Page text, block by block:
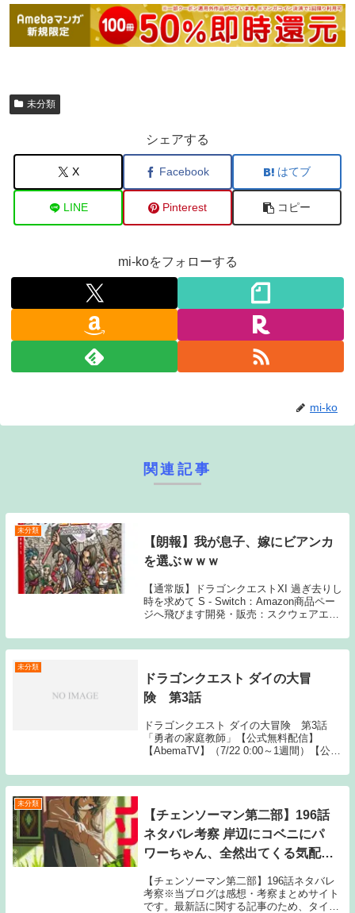
未分類
シェアする
X Facebook はてブ
LINE Pinterest コピー
mi-koをフォローする
mi-ko
関連記事
未分類
【朗報】我が息子、嫁にビアンカ
を選ぶｗｗｗ
【通常版】ドラゴンクエストXI 過ぎ去りし
時を求めて S - Switch：Amazon商品ペー
ジへ飛びます開発・販売：スクウェアエニ
子に育って良かった 22: 名無しさん >>1
偉い 2: 名無...
未分類
ドラゴンクエスト ダイの大冒
険 第3話
ドラゴンクエスト ダイの大冒険 第3話
「勇者の家庭教師」【公式無料配信】
【AbemaTV】（7/22 0:00～1週間）【公式
ンクエスト ダイの大冒険動画一覧TOPへ
Source: New fee...
未分類
【チェンソーマン第二部】196話
ネタバレ考察 岸辺にコベニにパ
ワーちゃん、全然出てくる気配が
【チェンソーマン第二部】196話ネタバレ
考察※当ブログは感想・考察まとめサイト
です。最新話に関する記事のため、タイト